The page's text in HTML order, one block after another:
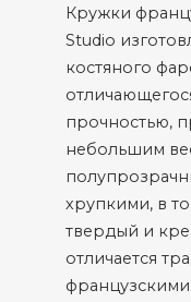
Кружки
Studio
костяного
прочностью,
небольшим
хрупкими, в
твердый и
отличается